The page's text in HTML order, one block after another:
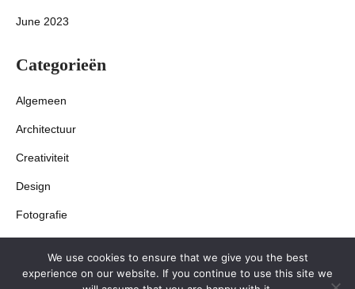
June 2023
Categorieën
Algemeen
Architectuur
Creativiteit
Design
Fotografie
We use cookies to ensure that we give you the best
experience on our website. If you continue to use this site we